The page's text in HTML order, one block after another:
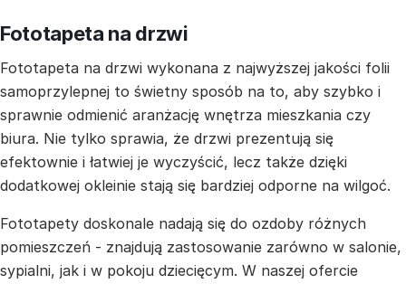
Fototapeta na drzwi
Fototapeta na drzwi wykonana z najwyższej jakości folii
samoprzylepnej to świetny sposób na to, aby szybko i
sprawnie odmienić aranżację wnętrza mieszkania czy
biura. Nie tylko sprawia, że drzwi prezentują się
efektownie i łatwiej je wyczyścić, lecz także dzięki
dodatkowej okleinie stają się bardziej odporne na wilgoć.
Fototapety doskonale nadają się do ozdoby różnych
pomieszczeń - znajdują zastosowanie zarówno w salonie,
sypialni, jak i w pokoju dziecięcym. W naszej ofercie